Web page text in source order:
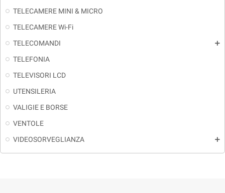
TELECAMERE MINI & MICRO
TELECAMERE Wi-Fi
TELECOMANDI
add
TELEFONIA
TELEVISORI LCD
UTENSILERIA
VALIGIE E BORSE
VENTOLE
VIDEOSORVEGLIANZA
add